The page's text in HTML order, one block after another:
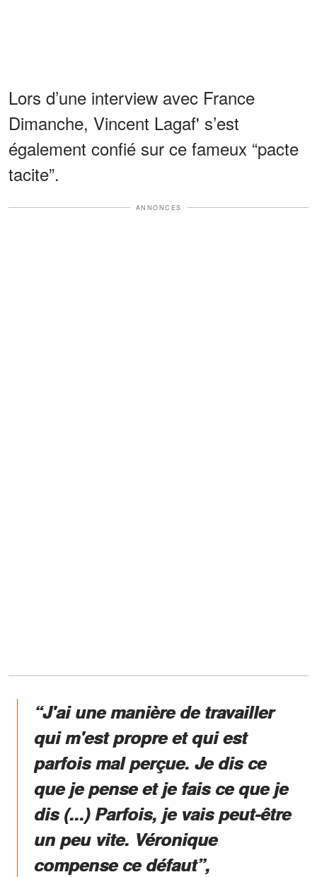
Lors d’une interview avec France
Dimanche, Vincent Lagaf' s’est
également confié sur ce fameux “pacte
tacite”.
ANNONCES
“J'ai une manière de travailler
qui m'est propre et qui est
parfois mal perçue. Je dis ce
que je pense et je fais ce que je
dis (...) Parfois, je vais peut-être
un peu vite. Véronique
compense ce défaut”,